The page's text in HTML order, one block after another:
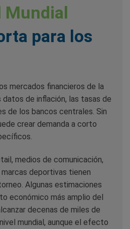
Mundial
para los
mercados financieros de la
datos de inflación, las tasas de
de los bancos centrales. Sin
crear demanda a corto
medios de comunicación,
deportivas tienen
Algunas estimaciones
económico más amplio del
decenas de miles de
mundial, aunque el efecto